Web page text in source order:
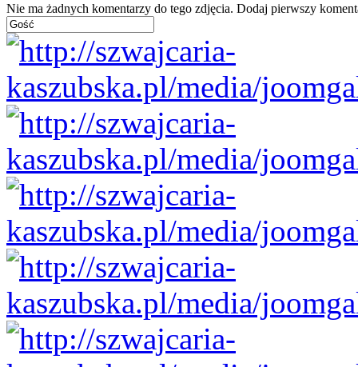
Nie ma żadnych komentarzy do tego zdjęcia. Dodaj pierwszy